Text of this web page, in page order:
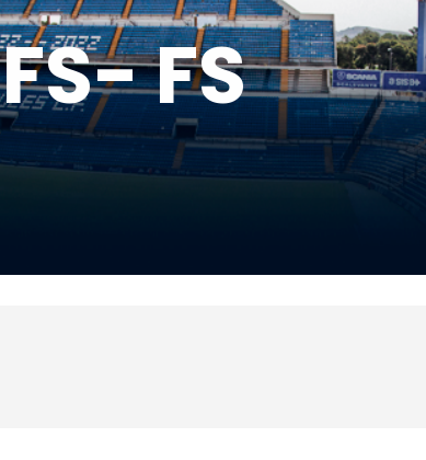
FS